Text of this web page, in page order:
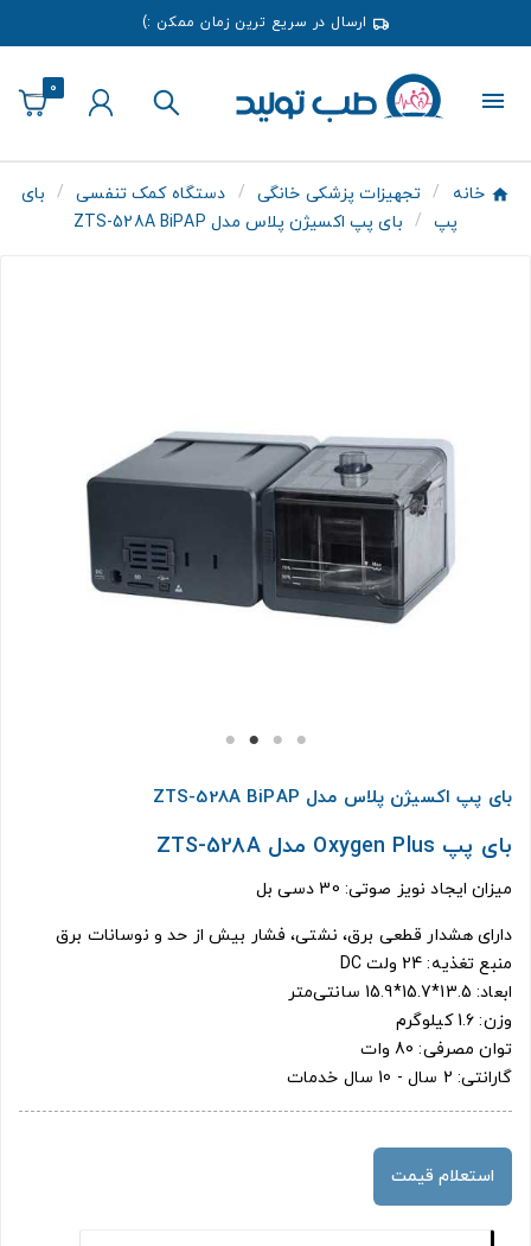
ارسال در سریع ترین زمان ممکن :)
0
خانه تجهیزات پزشکی خانگی دستگاه کمک تنفسی
بای
پپ
بای پپ اکسیژن پلاس مدل ZTS-528A BiPAP
بای پپ اکسیژن پلاس مدل ZTS-528A BiPAP
بای پپ Oxygen Plus مدل ZTS-528A
میزان ایجاد نویز صوتی: 30 دسی بل
دارای هشدار قطعی برق، نشتی، فشار بیش از حد و نوسانات برق
منبع تغذیه: 24 ولت DC
ابعاد: 13.5*15.7*15.9 سانتی‌متر
وزن: 1.6 کیلوگرم
توان مصرفی: 80 وات
گارانتی: 2 سال - 10 سال خدمات
استعلام قیمت